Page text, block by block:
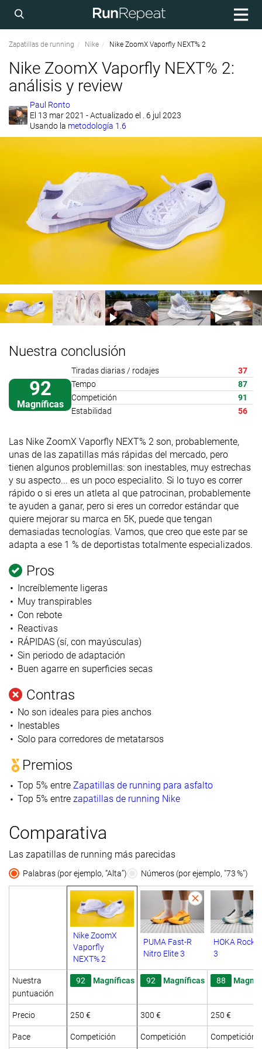
Zapatillas de running Nike Nike ZoomX Vaporfly NEXT% 2
Nike ZoomX Vaporfly NEXT% 2:
análisis y review
Paul Ronto
El 13 mar 2021 - Actualizado el . 6 jul 2023
Usando la metodología 1.6
Nuestra conclusión
92
Magníficas
Tiradas diarias / rodajes
37
Tempo
87
Competición
91
Estabilidad
56
Las Nike ZoomX Vaporfly NEXT% 2 son, probablemente,
unas de las zapatillas más rápidas del mercado, pero
tienen algunos problemillas: son inestables, muy estrechas
y su aspecto... es un poco especialito. Si lo tuyo es correr
rápido o si eres un atleta al que patrocinan, probablemente
te ayuden a ganar, pero si eres un corredor estándar que
quiere mejorar su marca en 5K, puede que tengan
demasiadas tecnologías. Vamos, que creo que este par se
adapta a ese 1 % de deportistas totalmente especializados.
Pros
Increíblemente ligeras
Muy transpirables
Con rebote
Reactivas
RÁPIDAS (sí, con mayúsculas)
Sin periodo de adaptación
Buen agarre en superficies secas
Contras
No son ideales para pies anchos
Inestables
Solo para corredores de metatarsos
Premios
Top 5% entre Zapatillas de running para asfalto
Top 5% entre zapatillas de running Nike
Comparativa
Las zapatillas de running más parecidas
Palabras (por ejemplo, “Alta”) Números (por ejemplo, "73 %")
Nike ZoomX
Vaporfly
NEXT% 2
PUMA Fast-R
Nitro Elite 3
HOKA
3
Nuestra
puntuación
92 Magníficas 92 Magníficas 88
Precio 250 € 300 € 250 €
Pace Competición Competición Competición